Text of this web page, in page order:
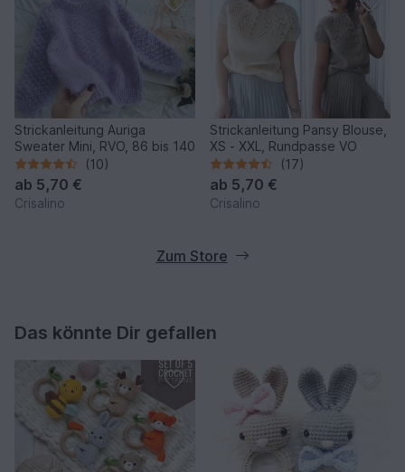
Strickanleitung Auriga
Sweater Mini, RVO, 86 bis 140
(10)
ab 5,70 €
Crisalino
Strickanleitung Pansy Blouse,
XS - XXL, Rundpasse VO
(17)
ab 5,70 €
Crisalino
Zum Store
Das könnte Dir gefallen